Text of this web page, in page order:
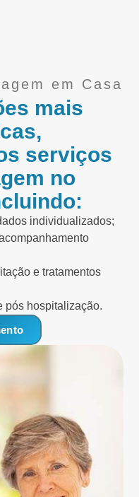
em Casa
mais
serviços
no
individualizados;
e tratamentos
pós hospitalização.